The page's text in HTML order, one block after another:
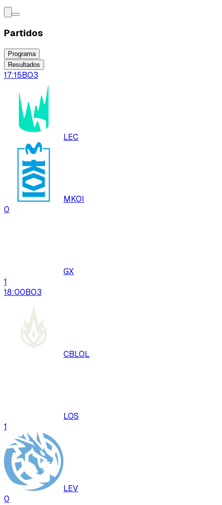
Partidos
Programa
Resultados
17:15BO3
LEC
MKOI
0
GX
1
18:00BO3
CBLOL
LOS
1
LEV
0